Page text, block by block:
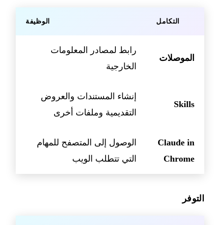
التكامل الوظيفة
الموصلات
رابط لمصادر المعلومات
الخارجية
Skills
إنشاء المستندات والعروض
التقديمية وملفات أخرى
Claude in
Chrome
الوصول إلى المتصفح للمهام
التي تتطلب الويب
التوفر